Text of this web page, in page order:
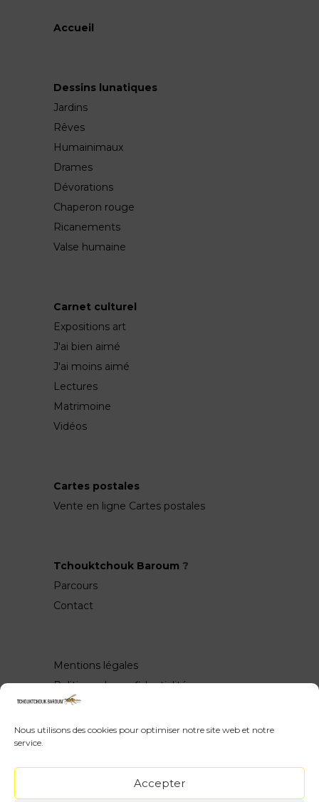
Nous utilisons des cookies pour optimiser notre site web et notre
service.
Accepter
Accueil
Dessins lunatiques
Jardins
Rêves
Humainimaux
Drames
Dévorations
Chaperon rouge
Ricanements
Valse humaine
Carnet culturel
Expositions art
J'ai bien aimé
J'ai moins aimé
Lectures
Matrimoine
Vidéos
Cartes postales
Vente en ligne Cartes postales
Tchouktchouk Baroum ?
Parcours
Contact
Mentions légales
Politique de confidentialité
Wow, vous avez scrollé jusquen bas ♥